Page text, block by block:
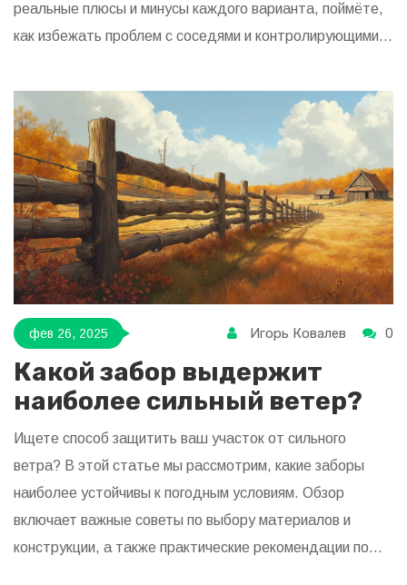
реальные плюсы и минусы каждого варианта, поймёте,
как избежать проблем с соседями и контролирующими
и установке временного и постоянного ограждения.
Статья написана простым языком, с учётом актуальных
требований и практических случаев. Всё, что нужно
знать про этап установки забора, чтобы не потерять
время и деньги.
фев 26, 2025 Игорь Ковалев 0
Какой забор выдержит
наиболее сильный ветер?
Ищете способ защитить ваш участок от сильного
ветра? В этой статье мы рассмотрим, какие заборы
наиболее устойчивы к погодным условиям. Обзор
включает важные советы по выбору материалов и
конструкции, а также практические рекомендации по